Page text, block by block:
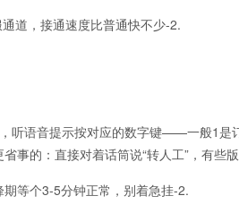
，接通速度比普通快不少-2.
语音提示按对应的数字键——一般1是
事的：直接对着话筒说“转人工”，有些
等个3-5分钟正常，别着急挂-2.